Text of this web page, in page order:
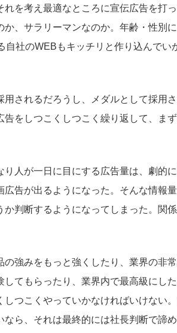
を考え最適なところに宣伝広告を打
、サラリーマンなのか。年齢・性別に
自社のWEBもキッチリと作り込んでい
されるだろうし、メダルとして採用
をしつこくしつこく繰り返して、ま
人が一日に目にする広告量は、劇的に
告が出るようになった。そんな情報
判断するようになってしまった。関
強みをもっと強くしたり、業界の非
てもらったり、業界内で最高級にし
つこくやっていかなければいけない
ら、それは最終的には社長判断で諦